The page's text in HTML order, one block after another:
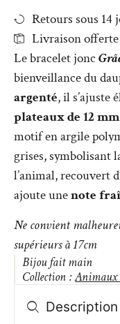
Retours sous 14
Livraison offerte
Le bracelet jonc
bienveillance du
argenté, il s’ajuste
plateaux de 12 mm
motif en argile
grises, symbolisant
l’animal, recouvert
ajoute unenote
Ne convient
supérieurs à 17cm
Bijou fait main
Collection :Animaux